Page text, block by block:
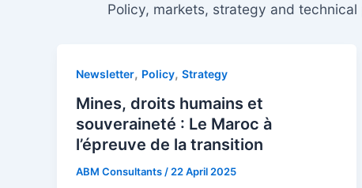
Policy, markets, strategy and
Newsletter, Policy, Strategy
Mines, droits humains et
souveraineté : Le Maroc à
l’épreuve de la transition
ABM Consultants/22 April 2025